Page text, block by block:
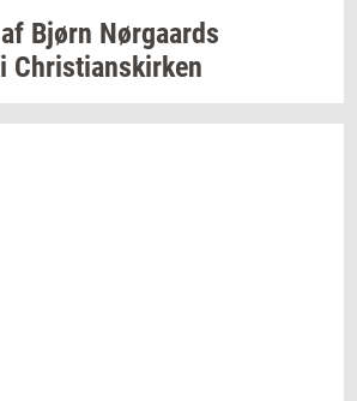
af Bjørn Nør­gaards
i Chri­sti­anskir­ken